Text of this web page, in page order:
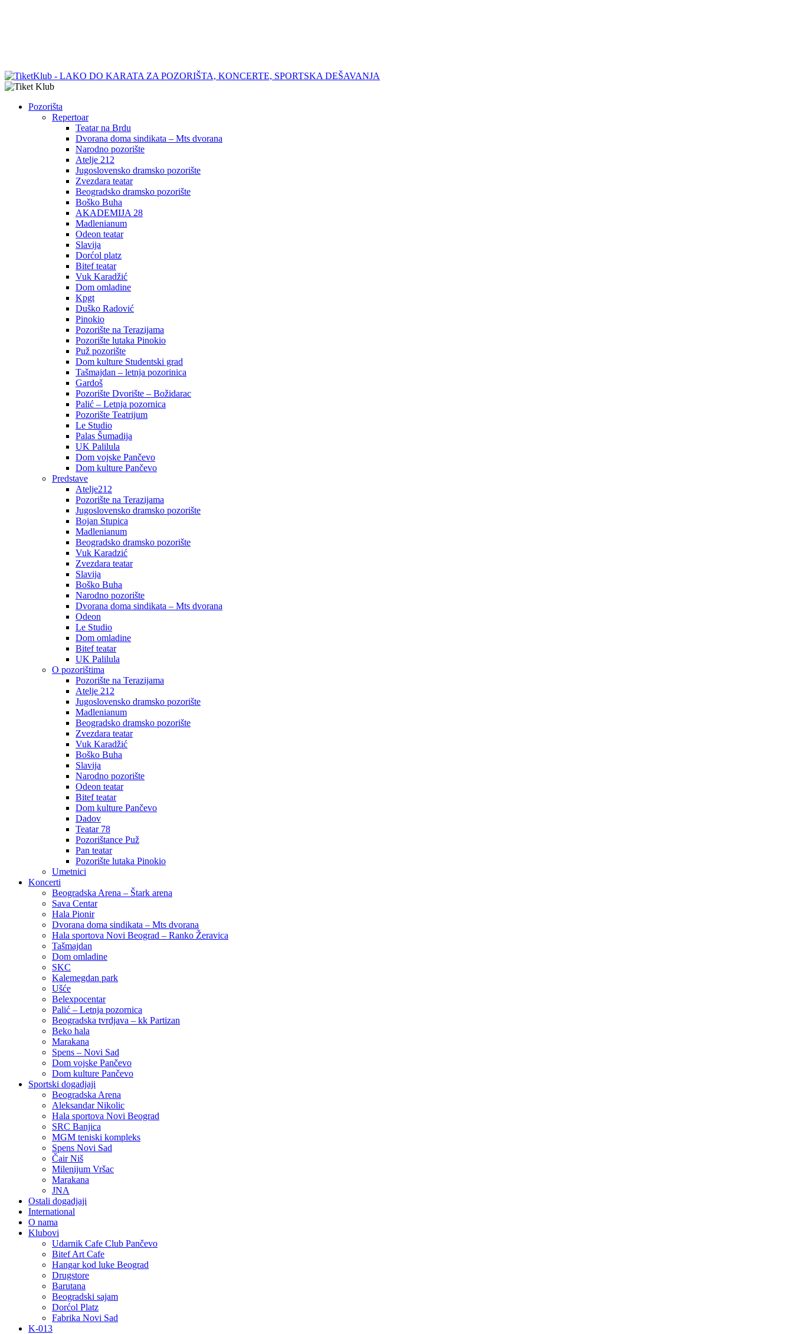
Pozorišta
Repertoar
Teatar na Brdu
Dvorana doma sindikata – Mts dvorana
Narodno pozorište
Atelje 212
Jugoslovensko dramsko pozorište
Zvezdara teatar
Beogradsko dramsko pozorište
Boško Buha
AKADEMIJA 28
Madlenianum
Odeon teatar
Slavija
Dorćol platz
Bitef teatar
Vuk Karadžić
Dom omladine
Kpgt
Duško Radović
Pinokio
Pozorište na Terazijama
Pozorište lutaka Pinokio
Puž pozorište
Dom kulture Studentski grad
Tašmajdan – letnja pozorinica
Gardoš
Pozorište Dvorište – Božidarac
Palić – Letnja pozornica
Pozorište Teatrijum
Le Studio
Palas Šumadija
UK Palilula
Dom vojske Pančevo
Dom kulture Pančevo
Predstave
Atelje212
Pozorište na Terazijama
Jugoslovensko dramsko pozorište
Bojan Stupica
Madlenianum
Beogradsko dramsko pozorište
Vuk Karadzić
Zvezdara teatar
Slavija
Boško Buha
Narodno pozorište
Dvorana doma sindikata – Mts dvorana
Odeon
Le Studio
Dom omladine
Bitef teatar
UK Palilula
O pozorištima
Pozorište na Terazijama
Atelje 212
Jugoslovensko dramsko pozorište
Madlenianum
Beogradsko dramsko pozorište
Zvezdara teatar
Vuk Karadžić
Boško Buha
Slavija
Narodno pozorište
Odeon teatar
Bitef teatar
Dom kulture Pančevo
Dadov
Teatar 78
Pozorištance Puž
Pan teatar
Pozorište lutaka Pinokio
Umetnici
Koncerti
Beogradska Arena – Štark arena
Sava Centar
Hala Pionir
Dvorana doma sindikata – Mts dvorana
Hala sportova Novi Beograd – Ranko Žeravica
Tašmajdan
Dom omladine
SKC
Kalemegdan park
Ušće
Belexpocentar
Palić – Letnja pozornica
Beogradska tvrdjava – kk Partizan
Beko hala
Marakana
Spens – Novi Sad
Dom vojske Pančevo
Dom kulture Pančevo
Sportski dogadjaji
Beogradska Arena
Aleksandar Nikolic
Hala sportova Novi Beograd
SRC Banjica
MGM teniski kompleks
Spens Novi Sad
Čair Niš
Milenijum Vršac
Marakana
JNA
Ostali dogadjaji
International
O nama
Klubovi
Udarnik Cafe Club Pančevo
Bitef Art Cafe
Hangar kod luke Beograd
Drugstore
Barutana
Beogradski sajam
Dorćol Platz
Fabrika Novi Sad
K-013